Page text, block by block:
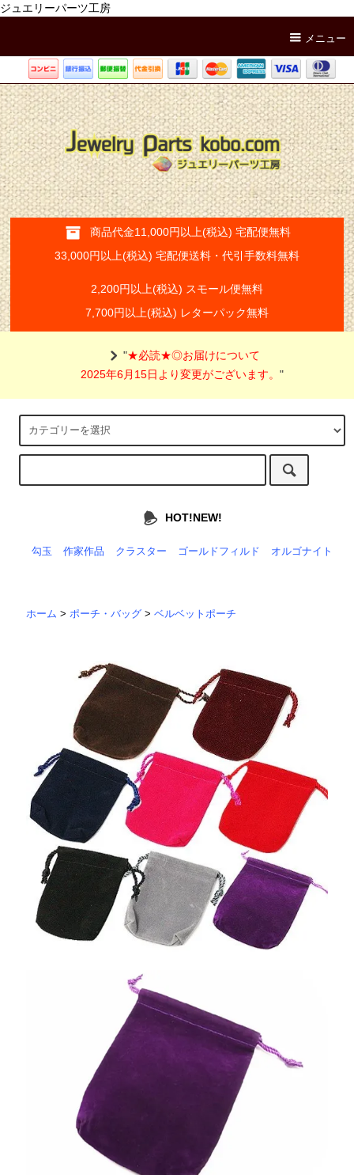
ジュエリーパーツ工房
メニュー
商品代金11,000円以上(税込) 宅配便無料
33,000円以上(税込) 宅配便送料・代引手数料無料
2,200円以上(税込) スモール便無料
7,700円以上(税込) レターパック無料
"★必読★◎お届けについて
2025年6月15日より変更がございます。"
HOT!NEW!
勾玉 作家作品 クラスター ゴールドフィルド オルゴナイト
ホーム >ポーチ・バッグ >ベルベットポーチ